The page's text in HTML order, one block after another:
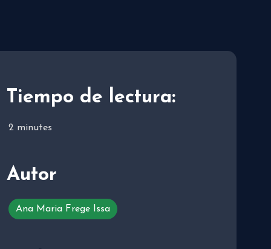
Tiempo de lectura:
2 minutes
Autor
Ana Maria Frege Issa